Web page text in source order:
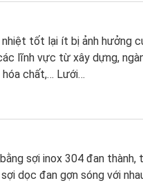
tốt lại ít bị ảnh hưởng
lĩnh vực từ xây dựng,
chất,… Lưới…
sợi inox 304 đan thành,
dọc đan gợn sóng với